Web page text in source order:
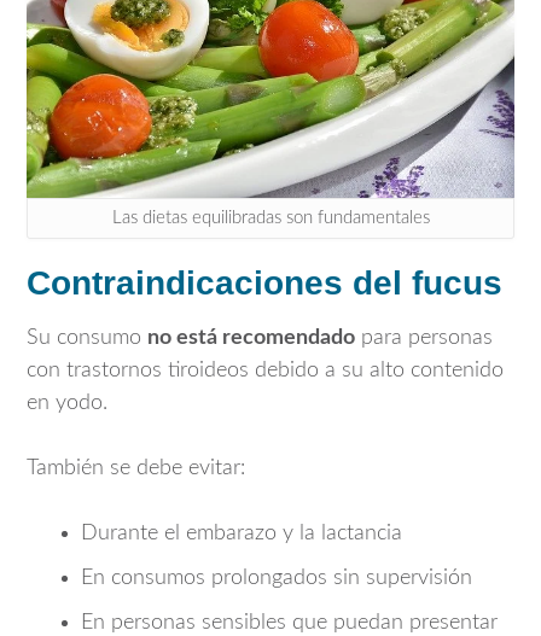
Las dietas equilibradas son fundamentales
Contraindicaciones del fucus
Su consumo no está recomendado para personas
con trastornos tiroideos debido a su alto contenido
en yodo.
También se debe evitar:
Durante el embarazo y la lactancia
En consumos prolongados sin supervisión
En personas sensibles que puedan presentar